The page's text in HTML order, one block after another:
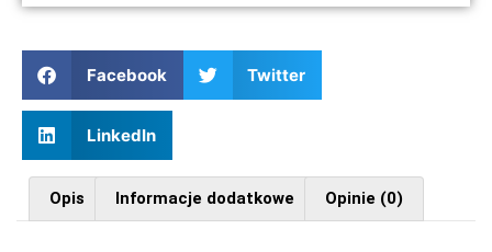
Facebook Twitter
LinkedIn
Opis Informacje dodatkowe Opinie (0)